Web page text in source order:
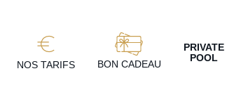
NOS TARIFS
BON CADEAU
PRIVATE
POOL